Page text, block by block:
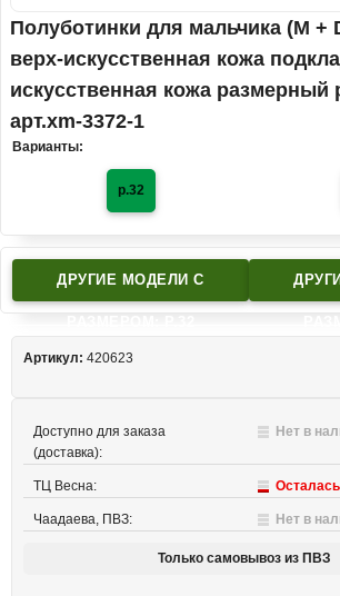
Полуботинки для мальчика (M +
верх-искусственная кожа
искусственная кожа размерный
арт.xm-3372-1
Варианты:
р.32
ДРУГИЕ МОДЕЛИ C
Артикул: 420623
Доступно для заказа
(доставка):
Нет в
ТЦ Весна:
Чаадаева, ПВЗ: Нет в
Только самовывоз из ПВЗ